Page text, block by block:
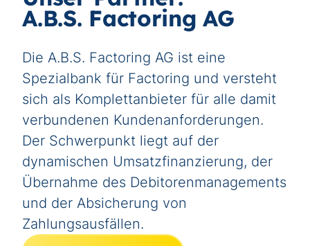
A.B.S. Factoring AG
Die A.B.S. Factoring AG ist eine
Spezialbank für Factoring und versteht
sich als Komplettanbieter für alle damit
verbundenen Kundenanforderungen.
Der Schwerpunkt liegt auf der
dynamischen Umsatzfinanzierung, der
Übernahme des Debitorenmanagements
und der Absicherung von
Zahlungsausfällen.